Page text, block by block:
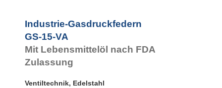
GS-28-VA
Industrie-Gasdruckfedern
GS-15-VA
Mit Lebensmittelöl nach FDA
Zulassung
Ventiltechnik, Edelstahl